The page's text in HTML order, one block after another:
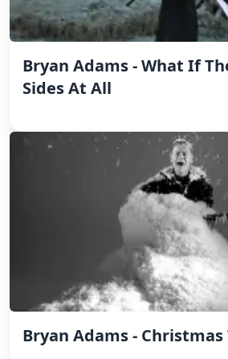
Bryan Adams - What If
Sides At All
Bryan Adams - Christmas